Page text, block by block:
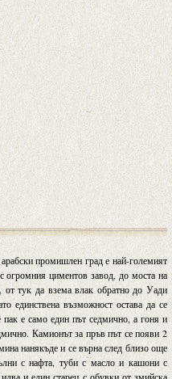
промишлен град е най-големият
огромния циментов завод, до моста на
тук да взема влак обратно до Уади
единствена възможност остава да се
е само един път седмично, а гоня и
Камионът за пръв път се появи 2
нанякъде и се върна след близо още
с нафта, туби с масло и кашони с
и един старец с обувки от змийска